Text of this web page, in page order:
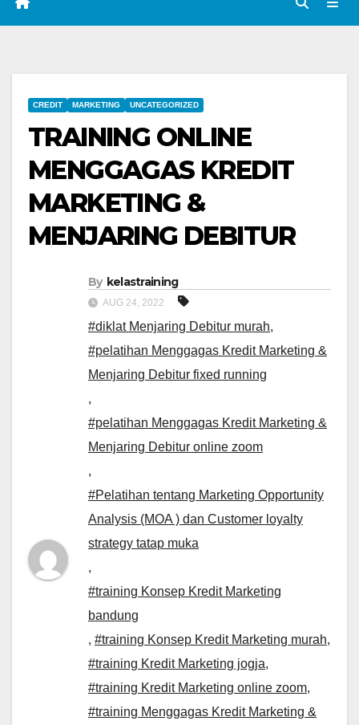
CREDIT MARKETING UNCATEGORIZED
TRAINING ONLINE
MENGGAGAS KREDIT
MARKETING &
MENJARING DEBITUR
By kelastraining
AUG 24, 2022
#diklat Menjaring Debitur murah,
#pelatihan Menggagas Kredit Marketing &
Menjaring Debitur fixed running
,
#pelatihan Menggagas Kredit Marketing &
Menjaring Debitur online zoom
,
#Pelatihan tentang Marketing Opportunity
Analysis (MOA ) dan Customer loyalty
strategy tatap muka
,
#training Konsep Kredit Marketing
bandung
, #training Konsep Kredit Marketing murah,
#training Kredit Marketing jogja,
#training Kredit Marketing online zoom,
#training Menggagas Kredit Marketing &